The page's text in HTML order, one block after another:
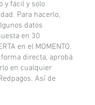
y fácil y solo
Para hacerlo,
datos
en 30
en el MOMENTO.
directa, aprobá
en cualquier
Así de